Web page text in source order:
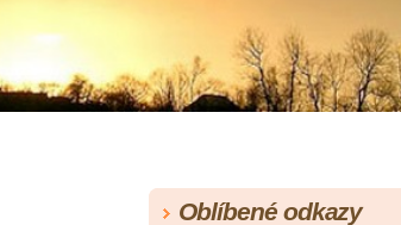
Oblíbené odkazy